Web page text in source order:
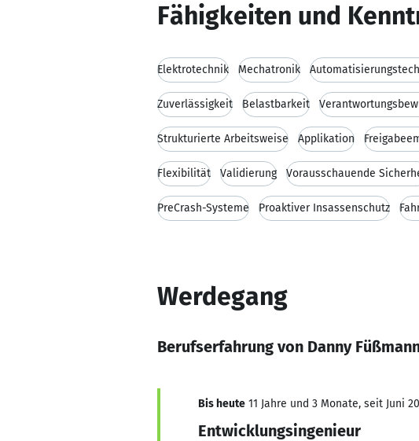
Fähigkeiten und
Elektrotechnik Mechatronik
Zuverlässigkeit Belastbarkeit
Strukturierte Arbeitsweise Applikation
Flexibilität Validierung Vorausschauende
PreCrash-Systeme Proaktiver Insassenschutz
Werdegang
Berufserfahrung von Danny
Bis heute 11 Jahre und 3 Monate, seit Juni
Entwicklungsingenieur